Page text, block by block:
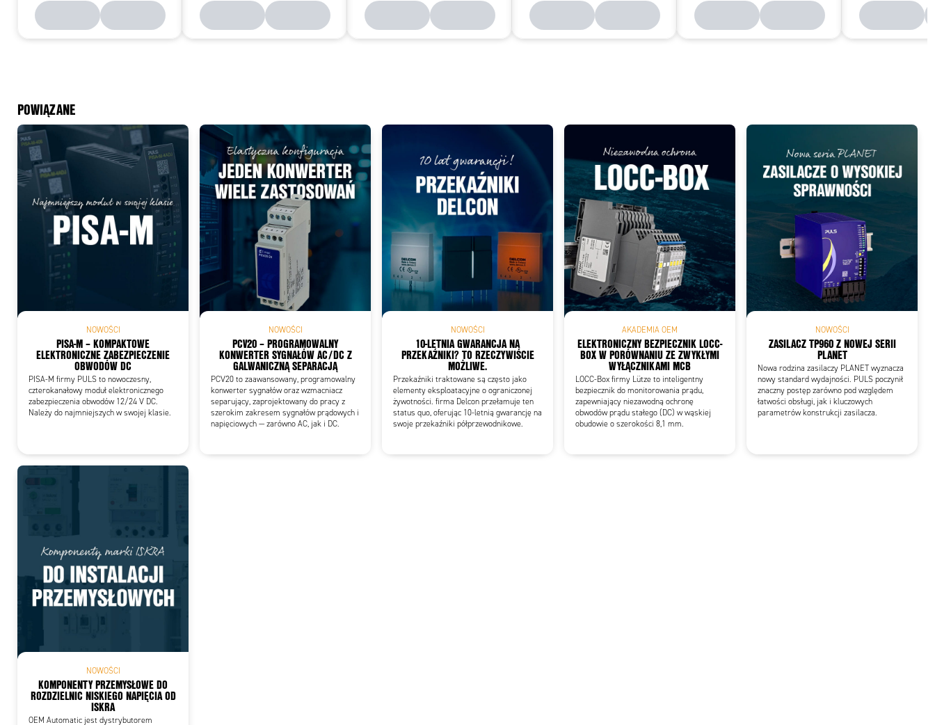
Add to existing cart row Add as new cart row
POWIĄZANE
NOWOŚCI
PISA-M – KOMPAKTOWE
ELEKTRONICZNE ZABEZPIECZENIE
OBWODÓW DC
PISA-M firmy PULS to nowoczesny,
czterokanałowy moduł elektronicznego
zabezpieczenia obwodów 12/24 V DC.
Należy do najmniejszych w swojej klasie.
NOWOŚCI
PCV20 – PROGRAMOWALNY
KONWERTER SYGNAŁÓW AC/DC Z
GALWANICZNĄ SEPARACJĄ
PCV20 to zaawansowany, programowalny
konwerter sygnałów oraz wzmacniacz
separujący, zaprojektowany do pracy z
szerokim zakresem sygnałów prądowych i
napięciowych — zarówno AC, jak i DC.
NOWOŚCI
10-LETNIA GWARANCJA NA
PRZEKAŹNIKI? TO RZECZYWIŚCIE
MOŻLIWE.
Przekaźniki traktowane są często jako
elementy eksploatacyjne o ograniczonej
żywotności. firma Delcon przełamuje ten
status quo, oferując 10-letnią gwarancję na
swoje przekaźniki półprzewodnikowe.
AKADEMIA OEM
ELEKTRONICZNY BEZPIECZNIK LOCC-
BOX W PORÓWNANIU ZE ZWYKŁYMI
WYŁĄCZNIKAMI MCB
LOCC-Box firmy Lütze to inteligentny
bezpiecznik do monitorowania prądu,
zapewniający niezawodną ochronę
obwodów prądu stałego (DC) w wąskiej
obudowie o szerokości 8,1 mm.
NOWOŚCI
ZASILACZ TP960 Z NOWEJ SERII
PLANET
Nowa rodzina zasilaczy PLANET wyznacza
nowy standard wydajności. PULS poczynił
znaczny postęp zarówno pod względem
łatwości obsługi, jak i kluczowych
parametrów konstrukcji zasilacza.
NOWOŚCI
KOMPONENTY PRZEMYSŁOWE DO
ROZDZIELNIC NISKIEGO NAPIĘCIA OD
ISKRA
OEM Automatic jest dystrybutorem